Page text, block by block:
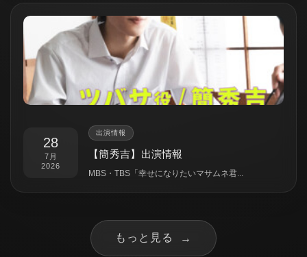
28
7月
2026
出演情報
【簡秀吉】出演情報
MBS・TBS「幸せになりたいマサムネ君...
もっと見る →